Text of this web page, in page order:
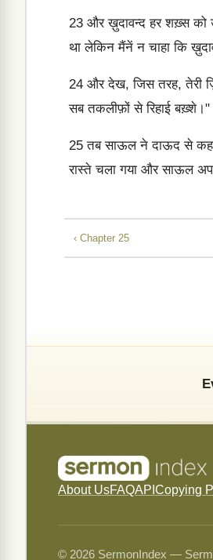
23 और ख़ुदावन्द हर शख़्स को
था लेकिन मैंनें न चाहा कि
24 और देख, जिस तरह, तेरी
सब तकलीफ़ों से रिहाई बख़्शे।"
25 तब साऊल ने दाऊद से
रास्ते चला गया और साऊल
‹ Chapter 25
About UsFAQAPI Copying
© 2026 SermonIndex —